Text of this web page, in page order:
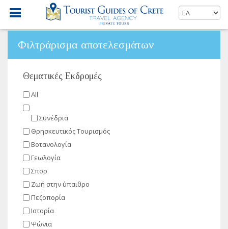
Φιλτράρισμα αποτελεσμάτων
Θεματικές Εκδρομές
All
Συνέδρια
Θρησκευτικός Τουρισμός
Βοτανολογία
Γεωλογία
Σπορ
Ζωή στην ύπαιθρο
Πεζοπορία
Ιστορία
Ψώνια